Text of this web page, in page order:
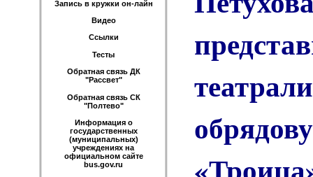
Запись в кружки он-лайн
Видео
Ссылки
Тесты
Обратная связь ДК
"Рассвет"
Обратная связь СК
"Полтево"
Информация о
государственных
(муниципальных)
учреждениях на
официальном сайте
bus.gov.ru